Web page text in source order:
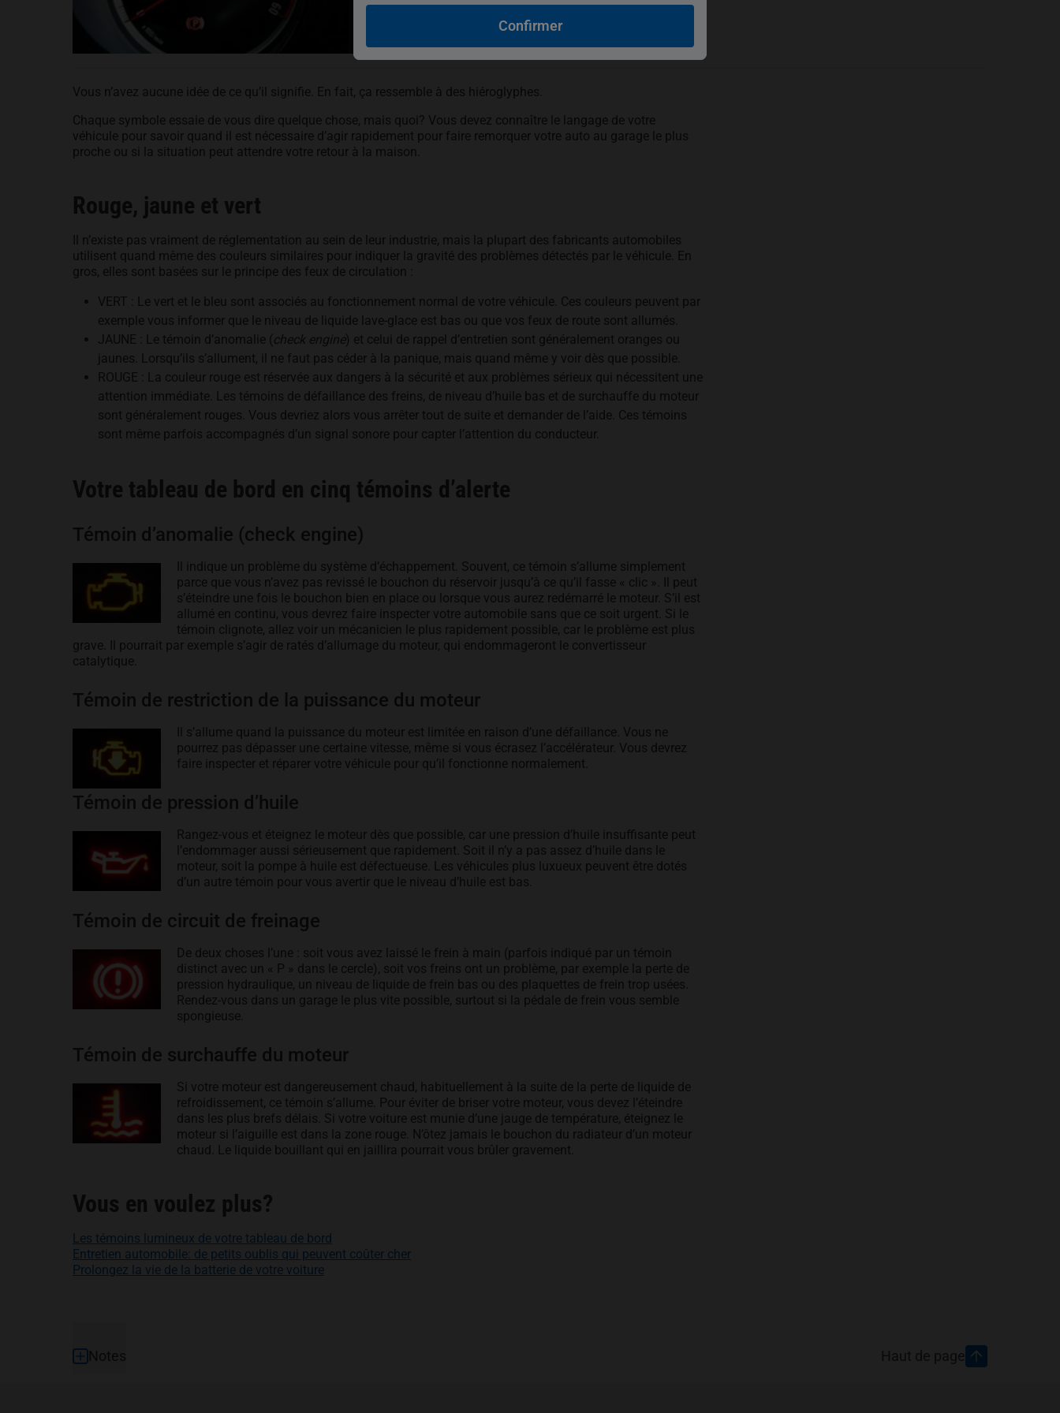
Confirmer
Vous n’avez aucune idée de ce qu’il signifie. En fait, ça ressemble à des hiéroglyphes.
Chaque symbole essaie de vous dire quelque chose, mais quoi? Vous devez connaître le langage de votre
véhicule pour savoir quand il est nécessaire d’agir rapidement pour faire remorquer votre auto au garage le plus
proche ou si la situation peut attendre votre retour à la maison.
Rouge, jaune et vert
Il n’existe pas vraiment de réglementation au sein de leur industrie, mais la plupart des fabricants automobiles
utilisent quand même des couleurs similaires pour indiquer la gravité des problèmes détectés par le véhicule. En
gros, elles sont basées sur le principe des feux de circulation :
VERT : Le vert et le bleu sont associés au fonctionnement normal de votre véhicule. Ces couleurs peuvent par
exemple vous informer que le niveau de liquide lave-glace est bas ou que vos feux de route sont allumés.
JAUNE : Le témoin d’anomalie ( check engine) et celui de rappel d’entretien sont généralement oranges ou
jaunes. Lorsqu’ils s’allument, il ne faut pas céder à la panique, mais quand même y voir dès que possible.
ROUGE : La couleur rouge est réservée aux dangers à la sécurité et aux problèmes sérieux qui nécessitent une
attention immédiate. Les témoins de défaillance des freins, de niveau d’huile bas et de surchauffe du moteur
sont généralement rouges. Vous devriez alors vous arrêter tout de suite et demander de l’aide. Ces témoins
sont même parfois accompagnés d’un signal sonore pour capter l’attention du conducteur.
Votre tableau de bord en cinq témoins d’alerte
Témoin d’anomalie (check engine)
Il indique un problème du système d’échappement. Souvent, ce témoin s’allume simplement
parce que vous n’avez pas revissé le bouchon du réservoir jusqu’à ce qu’il fasse « clic ». Il peut
s’éteindre une fois le bouchon bien en place ou lorsque vous aurez redémarré le moteur. S’il est
allumé en continu, vous devrez faire inspecter votre automobile sans que ce soit urgent. Si le
témoin clignote, allez voir un mécanicien le plus rapidement possible, car le problème est plus
grave. Il pourrait par exemple s’agir de ratés d’allumage du moteur, qui endommageront le convertisseur
catalytique.
Témoin de restriction de la puissance du moteur
Il s’allume quand la puissance du moteur est limitée en raison d’une défaillance. Vous ne
pourrez pas dépasser une certaine vitesse, même si vous écrasez l’accélérateur. Vous devrez
faire inspecter et réparer votre véhicule pour qu’il fonctionne normalement.
Témoin de pression d’huile
Rangez-vous et éteignez le moteur dès que possible, car une pression d’huile insuffisante peut
l’endommager aussi sérieusement que rapidement. Soit il n’y a pas assez d’huile dans le
moteur, soit la pompe à huile est défectueuse. Les véhicules plus luxueux peuvent être dotés
d’un autre témoin pour vous avertir que le niveau d’huile est bas.
Témoin de circuit de freinage
De deux choses l’une : soit vous avez laissé le frein à main (parfois indiqué par un témoin
distinct avec un « P » dans le cercle), soit vos freins ont un problème, par exemple la perte de
pression hydraulique, un niveau de liquide de frein bas ou des plaquettes de frein trop usées.
Rendez-vous dans un garage le plus vite possible, surtout si la pédale de frein vous semble
spongieuse.
Témoin de surchauffe du moteur
Si votre moteur est dangereusement chaud, habituellement à la suite de la perte de liquide de
refroidissement, ce témoin s’allume. Pour éviter de briser votre moteur, vous devez l’éteindre
dans les plus brefs délais. Si votre voiture est munie d’une jauge de température, éteignez le
moteur si l’aiguille est dans la zone rouge. N’ôtez jamais le bouchon du radiateur d’un moteur
chaud. Le liquide bouillant qui en jaillira pourrait vous brûler gravement.
Vous en voulez plus?
Les témoins lumineux de votre tableau de bord
Entretien automobile: de petits oublis qui peuvent coûter cher
Prolongez la vie de la batterie de votre voiture
Pied de page Haut de page